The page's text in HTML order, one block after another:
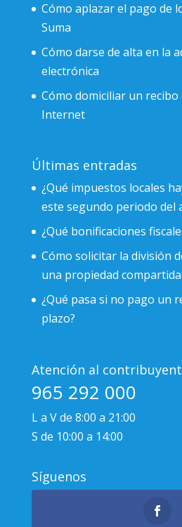
Cómo aplazar el pago de
Suma
Cómo darse de alta en la
electrónica
Cómo domiciliar un recibo
Internet
Últimas entradas
¿Qué impuestos locales
este segundo periodo del
¿Qué bonificaciones
Cómo solicitar la división
una propiedad compartida
¿Qué pasa si no pago un
plazo?
Atención al
965 292 000
L a V de 8:00 a 21:00
S de 10:00 a 14:00
Síguenos